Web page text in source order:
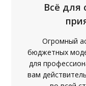
Всё для
Огромный
бюджетных
для
вам